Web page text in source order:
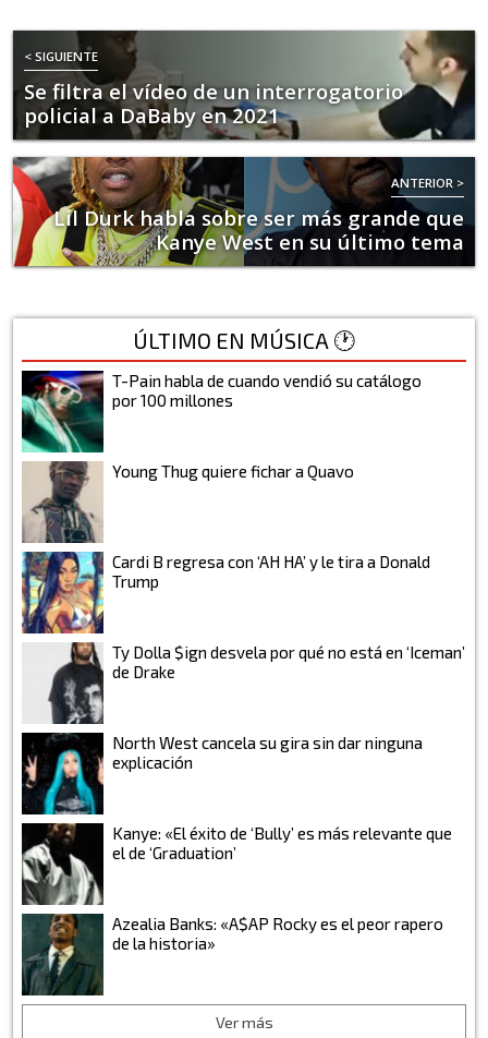
< SIGUIENTE
Se filtra el vídeo de un interrogatorio
policial a DaBaby en 2021
ANTERIOR >
Lil Durk habla sobre ser más grande que
Kanye West en su último tema
ÚLTIMO EN MÚSICA 🕐
T-Pain habla de cuando vendió su catálogo
por 100 millones
Young Thug quiere fichar a Quavo
Cardi B regresa con ‘AH HA’ y le tira a Donald
Trump
Ty Dolla $ign desvela por qué no está en ‘Iceman’
de Drake
North West cancela su gira sin dar ninguna
explicación
Kanye: «El éxito de ‘Bully’ es más relevante que
el de ‘Graduation’
Azealia Banks: «A$AP Rocky es el peor rapero
de la historia»
Ver más